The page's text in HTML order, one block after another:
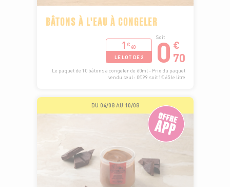
BÂTONS À L'EAU À CONGELER
1€40
LE LOT DE 2
Soit
0 €
70
Le paquet de 10 bâtons à congeler de 60ml - Prix du paquet
vendu seul : 0€99 soit 1€65 le litre
DU 04/08 AU 10/08